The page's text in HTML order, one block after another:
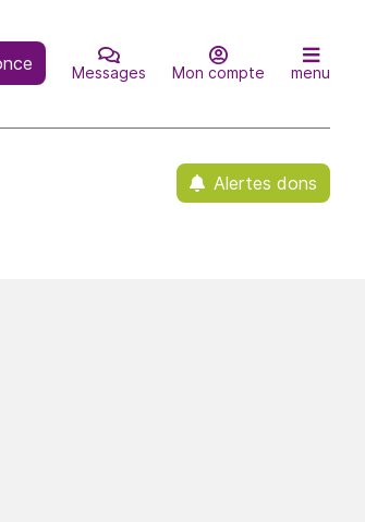
Messages Mon compte menu
Alertes dons